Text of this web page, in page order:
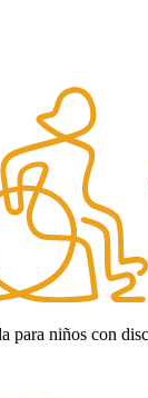
para niños con